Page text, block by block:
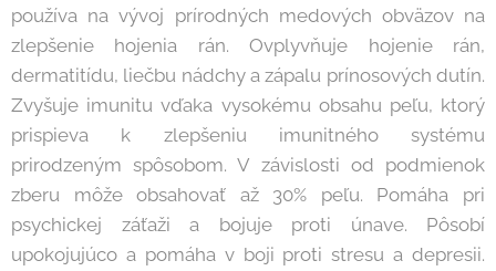
používa na vývoj prírodných medových obväzov na
zlepšenie hojenia rán. Ovplyvňuje hojenie rán,
dermatitídu, liečbu nádchy a zápalu prínosových dutín.
Zvyšuje imunitu vďaka vysokému obsahu peľu, ktorý
prispieva k zlepšeniu imunitného systému
prirodzeným spôsobom. V závislosti od podmienok
zberu môže obsahovať až 30% peľu. Pomáha pri
psychickej záťaži a bojuje proti únave. Pôsobí
upokojujúco a pomáha v boji proti stresu a depresii.